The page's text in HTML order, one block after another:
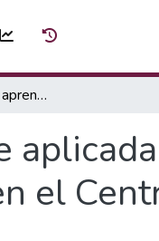
Neuropsicología del aprendizaje aplicada a la inclusión escolar: prácticas de inclusión en el Centro Escolar República de Haití
el